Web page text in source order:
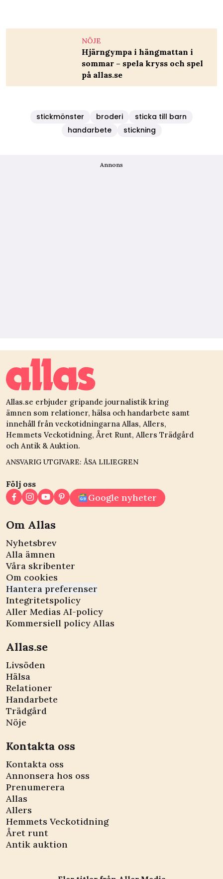
NÖJE
Hjärngympa i hängmattan i
sommar – spela kryss och spel
på allas.se
stickmönster broderi
sticka till barn
handarbete
stickning
Annons
Allas.se erbjuder gripande journalistik kring
ämnen som relationer, hälsa och handarbete samt
innehåll från veckotidningarna Allas, Allers,
Hemmets Veckotidning, Året Runt, Allers Trädgård
och Antik & Auktion.
ANSVARIG UTGIVARE: ÅSA LILIEGREN
Följ oss
Google nyheter
Om Allas
Nyhetsbrev
Alla ämnen
Våra skribenter
Om cookies
Hantera preferenser
Integritetspolicy
Aller Medias AI-policy
Kommersiell policy Allas
Allas.se
Livsöden
Hälsa
Relationer
Handarbete
Trädgård
Nöje
Kontakta oss
Kontakta oss
Annonsera hos oss
Prenumerera
Allas
Allers
Hemmets Veckotidning
Året runt
Antik auktion